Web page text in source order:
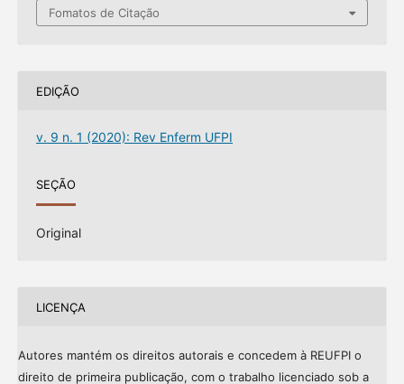
Fomatos de Citação
EDIÇÃO
v. 9 n. 1 (2020): Rev Enferm UFPI
SEÇÃO
Original
LICENÇA
Autores mantém os direitos autorais e concedem à REUFPI o
direito de primeira publicação, com o trabalho licenciado sob a